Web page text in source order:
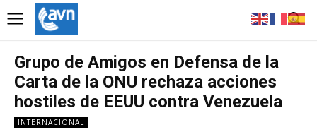
Grupo de Amigos en Defensa de la
Carta de la ONU rechaza acciones
hostiles de EEUU contra Venezuela
INTERNACIONAL